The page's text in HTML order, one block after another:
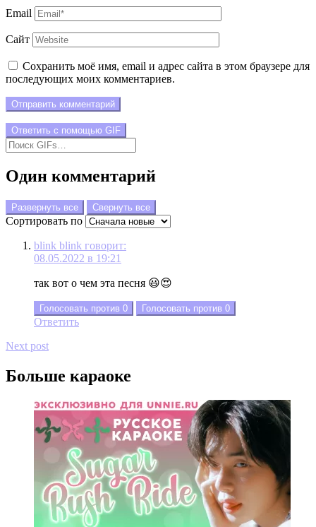
Email
Сайт
Сохранить моё имя, email и адрес сайта в этом браузере для
последующих моих комментариев.
Отправить комментарий
Ответить с помощью GIF
Один комментарий
Развернуть все Свернуть все
Сортировать по
blink blink говорит:
08.05.2022 в 19:21
так вот о чем эта песня 😃😍
Голосовать против 0 Голосовать против 0
Ответить
Next post
Больше караоке